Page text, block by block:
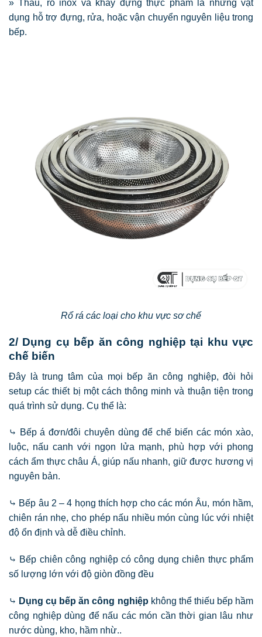
» Thau, rổ inox và khay đựng thực phẩm là những vật
dụng hỗ trợ đựng, rửa, hoặc vận chuyển nguyên liệu trong
bếp.
Rổ rá các loại cho khu vực sơ chế
2/ Dụng cụ bếp ăn công nghiệp tại khu vực
chế biến
Đây là trung tâm của mọi bếp ăn công nghiệp, đòi hỏi
setup các thiết bị một cách thông minh và thuận tiện trong
quá trình sử dụng. Cụ thể là:
⤷ Bếp á đơn/đôi chuyên dùng để chế biến các món xào,
luộc, nấu canh với ngọn lửa mạnh, phù hợp với phong
cách ẩm thực châu Á, giúp nấu nhanh, giữ được hương vị
nguyên bản.
⤷ Bếp âu 2 – 4 họng thích hợp cho các món Âu, món hầm,
chiên rán nhẹ, cho phép nấu nhiều món cùng lúc với nhiệt
độ ổn định và dễ điều chỉnh.
⤷ Bếp chiên công nghiệp có công dụng chiên thực phẩm
số lượng lớn với độ giòn đồng đều
⤷ Dụng cụ bếp ăn công nghiệp không thể thiếu bếp hầm
công nghiệp dùng để nấu các món cần thời gian lâu như
nước dùng, kho, hầm nhừ..